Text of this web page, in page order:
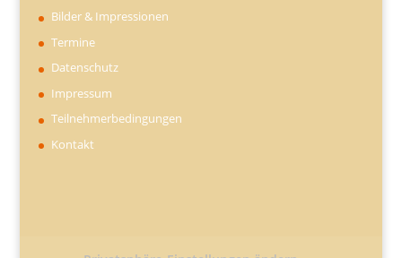
Bilder & Impressionen
Termine
Datenschutz
Impressum
Teilnehmerbedingungen
Kontakt